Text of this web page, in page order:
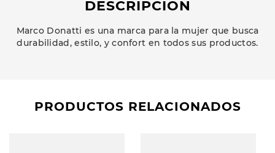
DESCRIPCIÓN
Marco Donatti es una marca para la mujer que busca
durabilidad, estilo, y confort en todos sus productos.
PRODUCTOS RELACIONADOS